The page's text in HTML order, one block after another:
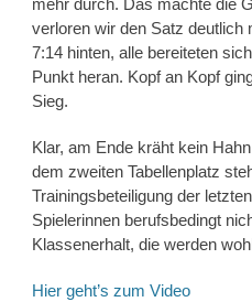
verloren wir den Satz deutlich
7:14 hinten, alle bereiteten
Punkt heran. Kopf an Kopf
Sieg.
Klar, am Ende kräht kein
dem zweiten Tabellenplatz
Trainingsbeteiligung der
Spielerinnen berufsbedingt
Klassenerhalt, die werden
Hier geht’s zum Video